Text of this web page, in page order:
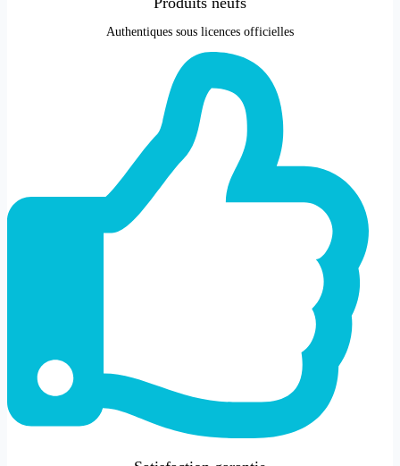
Authentiques sous licences officielles